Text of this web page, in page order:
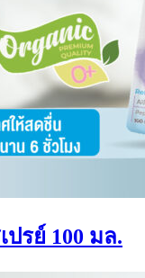
รย์ 100 มล.